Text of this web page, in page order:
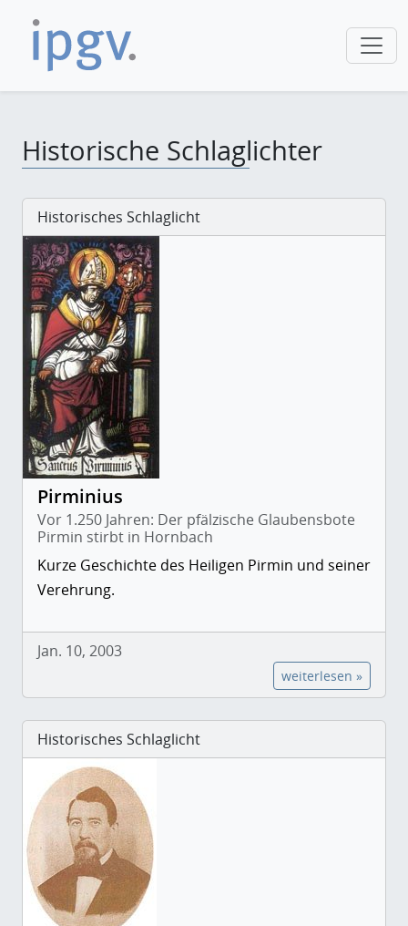
Historische Schlaglichter
Historisches Schlaglicht
Pirminius
Vor 1.250 Jahren: Der pfälzische Glaubensbote
Pirmin stirbt in Hornbach
Kurze Geschichte des Heiligen Pirmin und seiner
Verehrung.
Jan. 10, 2003
weiterlesen »
Historisches Schlaglicht